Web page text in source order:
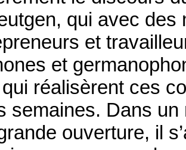
qui avec des
et
et
qui réalisèrent ces
semaines. Dans
ouverture, il